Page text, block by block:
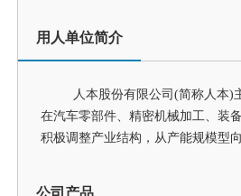
用人单位简介
人本股份有限公司(简称人本)
在汽车零部件、精密机械加工、装
积极调整产业结构，从产能规模型
公司产品